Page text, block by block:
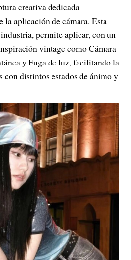
creativa dedicada
la aplicación de cámara. Esta
permite aplicar, con un
vintage como Cámara
y Fuga de luz, facilitando la
con distintos estados de ánimo y